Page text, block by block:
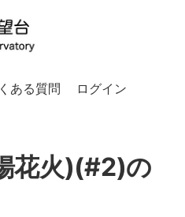
ある質問
ログイン
花火)(#2)の